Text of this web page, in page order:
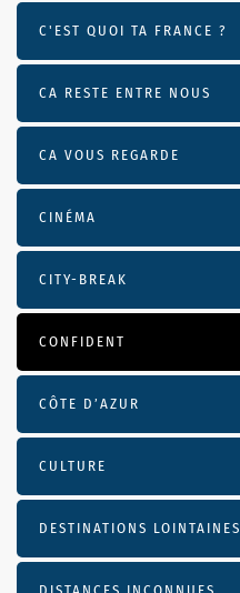
C'EST QUOI TA FRANCE ?
CA RESTE ENTRE NOUS
CA VOUS REGARDE
CINÉMA
CITY-BREAK
CONFIDENT
CÔTE D’AZUR
CULTURE
DESTINATIONS LOINTAINES